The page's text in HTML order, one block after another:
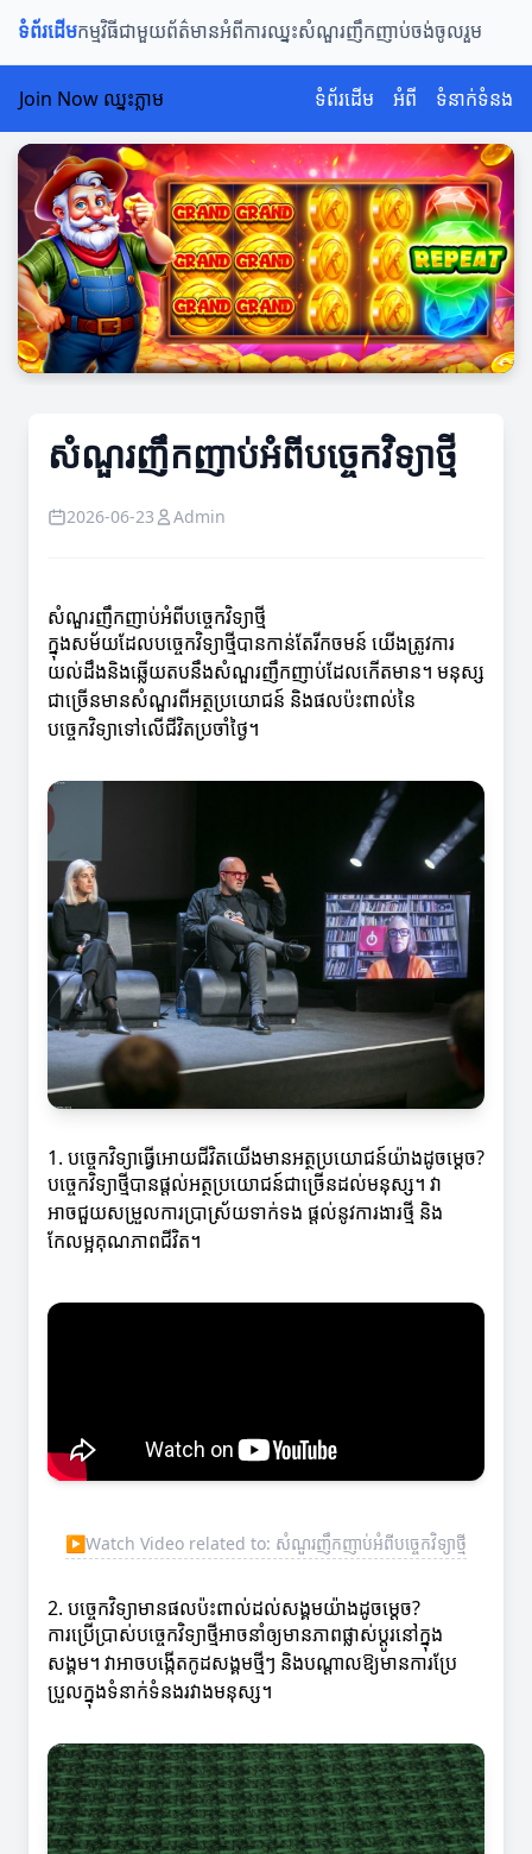
ទំព័រដើមកម្មវិធីជាមួយព័ត៌មានអំពីការឈ្នះសំណួរញឹកញាប់ចង់ចូលរួម
Join Now ឈ្នះភ្លាម ទំព័រដើម អំពី ទំនាក់ទំនង
សំណួរញឹកញាប់អំពីបច្ចេកវិទ្យាថ្មី
2026-06-23 Admin
សំណួរញឹកញាប់អំពីបច្ចេកវិទ្យាថ្មី
ក្នុងសម័យដែលបច្ចេកវិទ្យាថ្មីបានកាន់តែរីកចមន៍ យើងត្រូវការ
យល់ដឹងនិងឆ្លើយតបនឹងសំណួរញឹកញាប់ដែលកើតមាន។ មនុស្ស
ជាច្រើនមានសំណួរពីអត្ថប្រយោជន៍ និងផលប៉ះពាល់នៃ
បច្ចេកវិទ្យាទៅលើជីវិតប្រចាំថ្ងៃ។
1. បច្ចេកវិទ្យាធ្វើអោយជីវិតយើងមានអត្ថប្រយោជន៍យ៉ាងដូចម្ដេច?
បច្ចេកវិទ្យាថ្មីបានផ្តល់អត្ថប្រយោជន៍ជាច្រើនដល់មនុស្ស។ វា
អាចជួយសម្រួលការប្រាស្រ័យទាក់ទង ផ្តល់នូវការងារថ្មី និង
កែលម្អគុណភាពជីវិត។
▶Watch Video related to: សំណួរញឹកញាប់អំពីបច្ចេកវិទ្យាថ្មី
2. បច្ចេកវិទ្យាមានផលប៉ះពាល់ដល់សង្គមយ៉ាងដូចម្ដេច?
ការប្រើប្រាស់បច្ចេកវិទ្យាថ្មីអាចនាំឲ្យមានភាពផ្លាស់ប្តូរនៅក្នុង
សង្គម។ វាអាចបង្កើតកូដសង្គមថ្មីៗ និងបណ្តាលឱ្យមានការប្រែ
ប្រួលក្នុងទំនាក់ទំនងរវាងមនុស្ស។